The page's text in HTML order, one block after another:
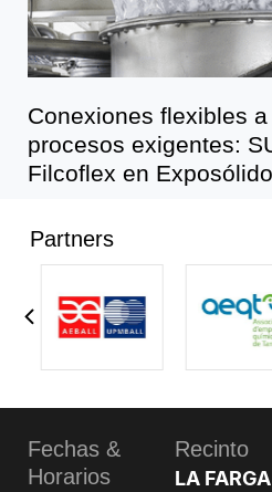
Conexiones flexibles
procesos exigentes:
Filcoflex en
Partners
Fechas &
Horarios
Recinto
LA